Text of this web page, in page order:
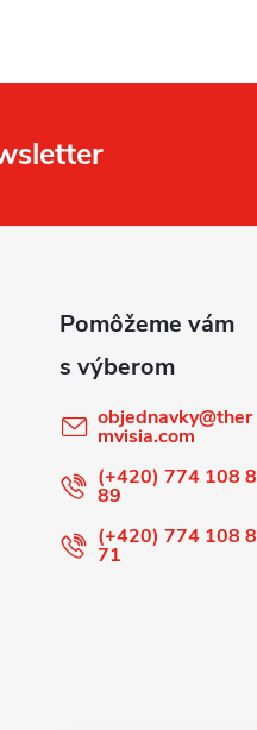
objednavky@ther
mvisia.com
(+420) 774 108 8
89
(+420) 774 108 8
71